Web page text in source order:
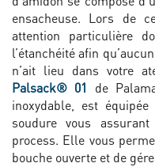
ensacheuse. Lors de
attention particulière
l’étanchéité afin
n’ait lieu dans votre
Palsack® 01
de
inoxydable, est
soudure vous
process. Elle vous
bouche ouverte et de